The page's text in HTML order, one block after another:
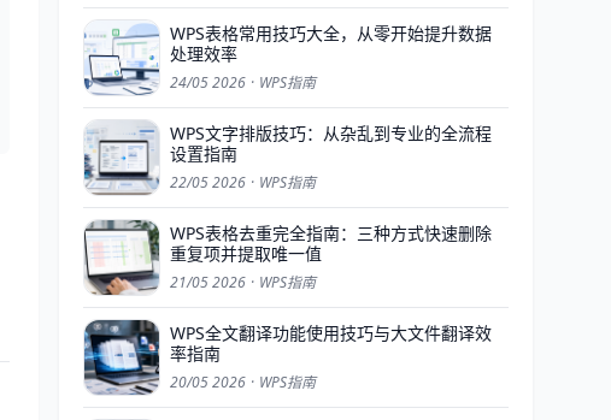
WPS表格常用技巧大全，从零开始提升数据
处理效率
24/05 2026 · WPS指南
WPS文字排版技巧：从杂乱到专业的全流程
设置指南
22/05 2026 · WPS指南
WPS表格去重完全指南：三种方式快速删除
重复项并提取唯一值
21/05 2026 · WPS指南
WPS全文翻译功能使用技巧与大文件翻译效
率指南
20/05 2026 · WPS指南